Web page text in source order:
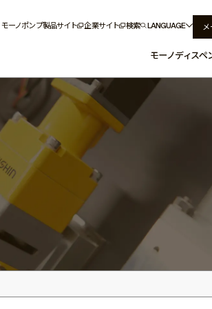
モーノポンプ製品サイト 企業サイト 検索 LANGUAGE メ
モーノディスペ
特長とメリット 構造と原理
業界から探す 液体から探す条件から探す
システム製品 コントローラー